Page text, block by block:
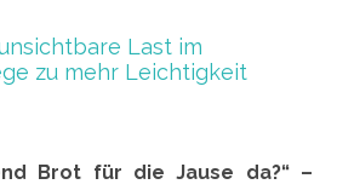
Last im
zu mehr Leichtigkeit
Brot für die Jause da?“ –